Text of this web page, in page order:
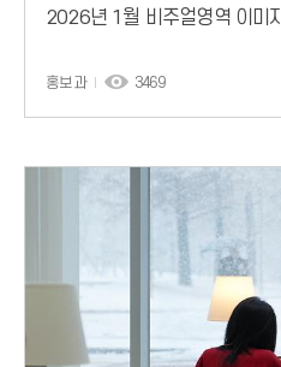
2026년 1월 비주얼영역 이미지
홍보과 3469